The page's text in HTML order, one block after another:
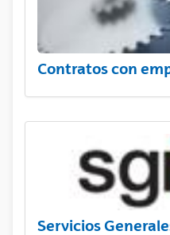
Contratos con
Servicios